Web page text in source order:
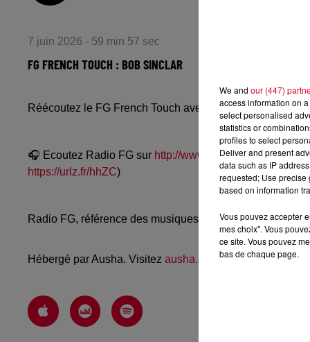
7 juin 2026 - 59 min 57 sec
FG FRENCH TOUCH : BOB SINCLAR
Réécoutez le FG French Touch avec Bob Sinclar
🎧 Ecoutez Radio FG sur http://www.radiofg.com 📱 et sur
https://urlz.fr/hhZC)
Radio FG, référence des musiques électroniques,
Hébergé par Ausha. Visitez ausha.co/politique-de-
We and our (447)
access information on
select personalised
statistics or
profiles to select
Deliver and present
data such as IP
requested; Use precise
based on information
Vous pouvez accepter
mes choix". Vous
ce site. Vous pouvez
bas de chaque page.